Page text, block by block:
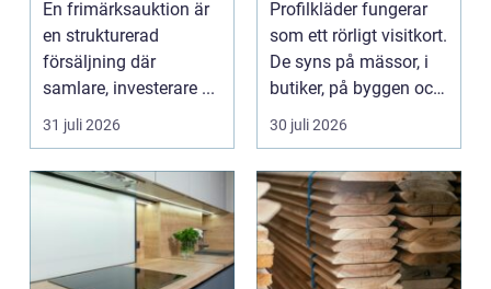
En frimärksauktion är
en strukturerad
försäljning där
samlare, investerare ...
31 juli 2026
starkare identitet
Profilkläder fungerar
som ett rörligt visitkort.
De syns på mässor, i
butiker, på byggen och
längs v...
30 juli 2026